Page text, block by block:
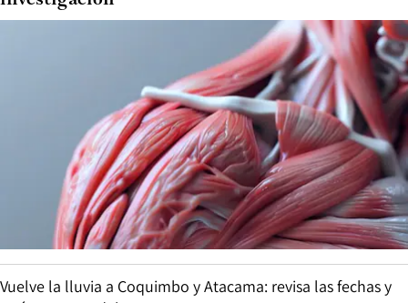
Vuelve la lluvia a Coquimbo y Atacama: revisa las fechas y